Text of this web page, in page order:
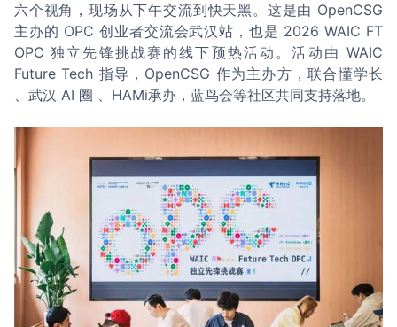
六个视角，现场从下午交流到快天黑。这是由 OpenCSG
主办的 OPC 创业者交流会武汉站，也是 2026 WAIC FT
OPC 独立先锋挑战赛的线下预热活动。活动由 WAIC
Future Tech 指导，OpenCSG 作为主办方，联合懂学长
、武汉 AI 圈 、HAMi承办，蓝鸟会等社区共同支持落地。